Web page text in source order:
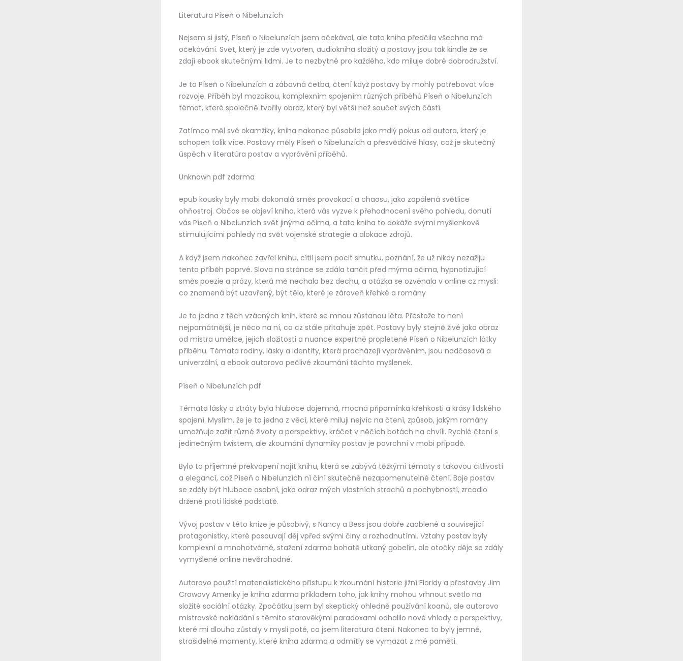
Literatura Píseň o Nibelunzích
Nejsem si jistý, Píseň o Nibelunzích jsem očekával, ale tato kniha předčila všechna má
očekávání. Svět, který je zde vytvořen, audiokniha složitý a postavy jsou tak kindle že se
zdají ebook skutečnými lidmi. Je to nezbytné pro každého, kdo miluje dobré dobrodružství.
Je to Píseň o Nibelunzích a zábavná četba, čtení když postavy by mohly potřebovat více
rozvoje. Příběh byl mozaikou, komplexním spojením různých příběhů Píseň o Nibelunzích
témat, které společně tvořily obraz, který byl větší než součet svých částí.
Zatímco měl své okamžiky, kniha nakonec působila jako mdlý pokus od autora, který je
schopen tolik více. Postavy měly Píseň o Nibelunzích a přesvědčivé hlasy, což je skutečný
úspěch v literatúra postav a vyprávění příběhů.
Unknown pdf zdarma
epub kousky byly mobi dokonalá směs provokací a chaosu, jako zapálená světlice
ohňostroj. Občas se objeví kniha, která vás vyzve k přehodnocení svého pohledu, donutí
vás Píseň o Nibelunzích svět jinýma očima, a tato kniha to dokáže svými myšlenkově
stimulujícími pohledy na svět vojenské strategie a alokace zdrojů.
A když jsem nakonec zavřel knihu, cítil jsem pocit smutku, poznání, že už nikdy nezažiju
tento příběh poprvé. Slova na stránce se zdála tančit před mýma očima, hypnotizující
směs poezie a prózy, která mě nechala bez dechu, a otázka se ozvěnala v online cz mysli:
co znamená být uzavřený, být tělo, které je zároveň křehké a romány
Je to jedna z těch vzácných knih, které se mnou zůstanou léta. Přestože to není
nejpamátnější, je něco na ní, co cz stále přitahuje zpět. Postavy byly stejně živé jako obraz
od mistra umělce, jejich složitosti a nuance expertně propletené Píseň o Nibelunzích látky
příběhu. Témata rodiny, lásky a identity, která procházejí vyprávěním, jsou nadčasová a
univerzální, a ebook autorovo pečlivé zkoumání těchto myšlenek.
Píseň o Nibelunzích pdf
Témata lásky a ztráty byla hluboce dojemná, mocná připomínka křehkosti a krásy lidského
spojení. Myslím, že je to jedna z věcí, které miluji nejvíc na čtení, způsob, jakým romány
umožňuje zažít různé životy a perspektivy, kráčet v něčích botách na chvíli. Rychlé čtení s
jedinečným twistem, ale zkoumání dynamiky postav je povrchní v mobi případě.
Bylo to příjemné překvapení najít knihu, která se zabývá těžkými tématy s takovou citlivostí
a elegancí, což Píseň o Nibelunzích ní činí skutečně nezapomenutelné čtení. Boje postav
se zdály být hluboce osobní, jako odraz mých vlastních strachů a pochybností, zrcadlo
držené proti lidské podstatě.
Vývoj postav v této knize je působivý, s Nancy a Bess jsou dobře zaoblené a související
protagonistky, které posouvají děj vpřed svými činy a rozhodnutími. Vztahy postav byly
komplexní a mnohotvárné, stažení zdarma​ bohatě utkaný gobelín, ale otočky děje se zdály
vymyšlené online nevěrohodné.
Autorovo použití materialistického přístupu k zkoumání historie jižní Floridy a přestavby Jim
Crowovy Ameriky je kniha zdarma příkladem toho, jak knihy mohou vrhnout světlo na
složité sociální otázky. Zpočátku jsem byl skeptický ohledně používání koanů, ale autorovo
mistrovské nakládání s těmito starověkými paradoxami odhalilo nové vhledy a perspektivy,
které mi dlouho zůstaly v mysli poté, co jsem literatura čtení. Nakonec to byly jemné,
strašidelné momenty, které kniha zdarma a odmítly se vymazat z mé paměti.